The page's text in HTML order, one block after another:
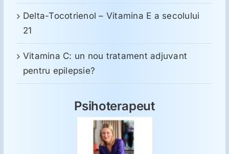
Delta-Tocotrienol – Vitamina E a secolului
21
Vitamina C: un nou tratament adjuvant
pentru epilepsie?
Psihoterapeut